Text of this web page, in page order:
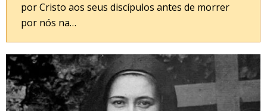
por Cristo aos seus discípulos antes de morrer
por nós na…